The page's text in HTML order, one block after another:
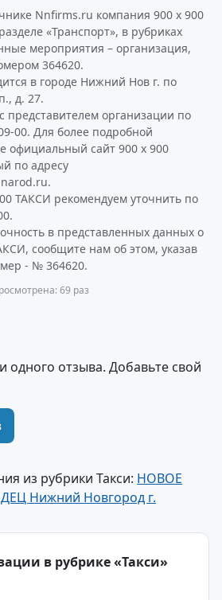
Nnfirms.ru компания 900 х 900
«Транспорт», в рубриках
мероприятия – организация,
364620.
в городе Нижний Нов г. по
д. 27.
представителем организации по
00. Для более подробной
официальный сайт 900 х 900
по адресу
ТАКСИ рекомендуем уточнить по
в представленных данных о
сообщите нам об этом, указав
- № 364620.
69 раз
одного отзыва. Добавьте свой
из рубрики Такси: НОВОЕ
Нижний Новгород г.
в рубрике «Такси»